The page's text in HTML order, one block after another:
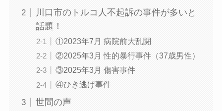
川口市のトルコ人不起訴の事件が多いと
話題！
①2023年7月 病院前大乱闘
②2025年3月 性的暴行事件（37歳男性）
③2025年3月 傷害事件
④ひき逃げ事件
世間の声